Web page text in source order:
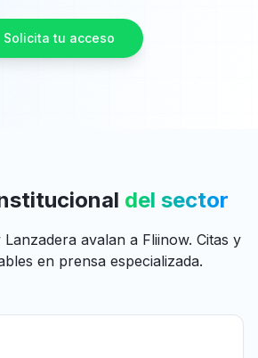
Solicita tu acceso
del sector
avalan a Fliinow. Citas y
en prensa especializada.